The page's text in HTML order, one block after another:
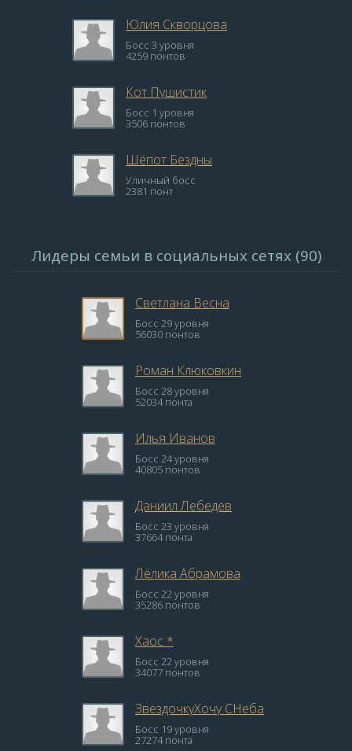
Юлия Скворцова
Босс 3 уровня
4259 понтов
Кот Пушистик
Босс 1 уровня
3506 понтов
Шёпот Бездны
Уличный босс
2381 понт
Лидеры семьи в социальных сетях (90)
Светлана Весна
Босс 29 уровня
56030 понтов
Роман Клюковкин
Босс 28 уровня
52034 понта
Илья Иванов
Босс 24 уровня
40805 понтов
Даниил Лебедев
Босс 23 уровня
37664 понта
Лёлика Абрамова
Босс 22 уровня
35286 понтов
Хаос *
Босс 22 уровня
34077 понтов
ЗвездочкуХочу СНеба
Босс 19 уровня
27274 понта